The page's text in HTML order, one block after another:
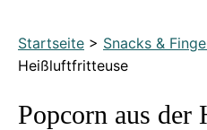
Startseite > Snacks &
Heißluftfritteuse
Popcorn aus